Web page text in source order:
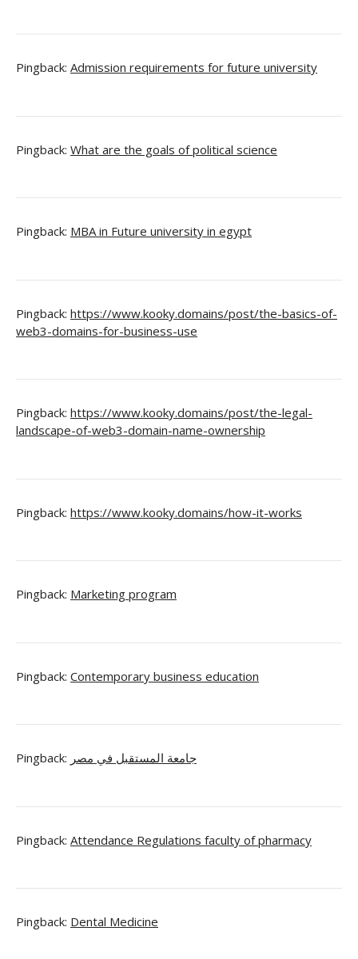
Pingback: Admission requirements for future university
Pingback: What are the goals of political science
Pingback: MBA in Future university in egypt
Pingback: https://www.kooky.domains/post/the-basics-of-
web3-domains-for-business-use
Pingback: https://www.kooky.domains/post/the-legal-
landscape-of-web3-domain-name-ownership
Pingback: https://www.kooky.domains/how-it-works
Pingback: Marketing program
Pingback: Contemporary business education
Pingback: جامعة المستقبل في مصر
Pingback: Attendance Regulations faculty of pharmacy
Pingback: Dental Medicine